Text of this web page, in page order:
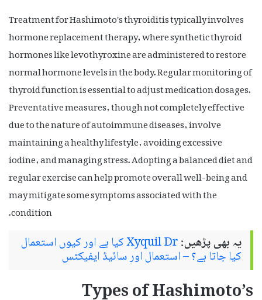
Treatment for Hashimoto's thyroiditis typically involves
hormone replacement therapy, where synthetic thyroid
hormones like levothyroxine are administered to restore
normal hormone levels in the body. Regular monitoring of
thyroid function is essential to adjust medication dosages.
Preventative measures, though not completely effective
due to the nature of autoimmune diseases, involve
maintaining a healthy lifestyle, avoiding excessive
iodine, and managing stress. Adopting a balanced diet and
regular exercise can help promote overall well-being and
may mitigate some symptoms associated with the
condition.
یہ بھی پڑھیں: Xyquil Dr کیا ہے اور کیوں استعمال
کیا جاتا ہے؟ – استعمال اور سائیڈ ایفیکٹس
Types of Hashimoto’s